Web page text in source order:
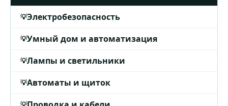
Электробезопасность
Умный дом и автоматизация
Лампы и светильники
Автоматы и щиток